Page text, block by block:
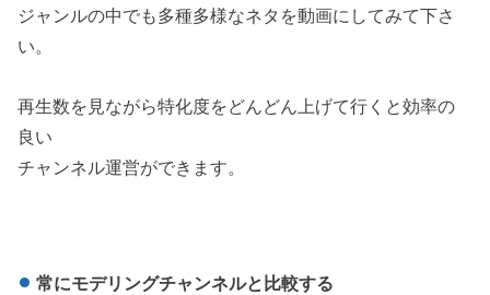
ジャンルの中でも多種多様なネタを動画にしてみて下さ
い。
再生数を見ながら特化度をどんどん上げて行くと効率の
良い
チャンネル運営ができます。
常にモデリングチャンネルと比較する